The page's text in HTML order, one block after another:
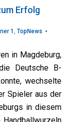
Erfolg
1 , TopNews
in Magdeburg,
Deutsche B-
wechselte
Spieler aus der
in diesem